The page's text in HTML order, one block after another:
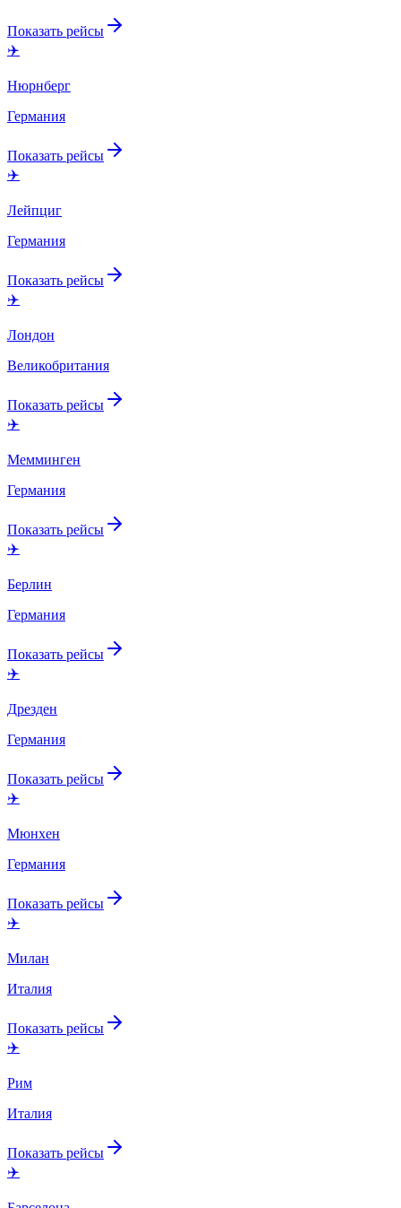
Показать рейсы
✈️
Нюрнберг
Германия
Показать рейсы
✈️
Лейпциг
Германия
Показать рейсы
✈️
Лондон
Великобритания
Показать рейсы
✈️
Мемминген
Германия
Показать рейсы
✈️
Берлин
Германия
Показать рейсы
✈️
Дрезден
Германия
Показать рейсы
✈️
Мюнхен
Германия
Показать рейсы
✈️
Милан
Италия
Показать рейсы
✈️
Рим
Италия
Показать рейсы
✈️